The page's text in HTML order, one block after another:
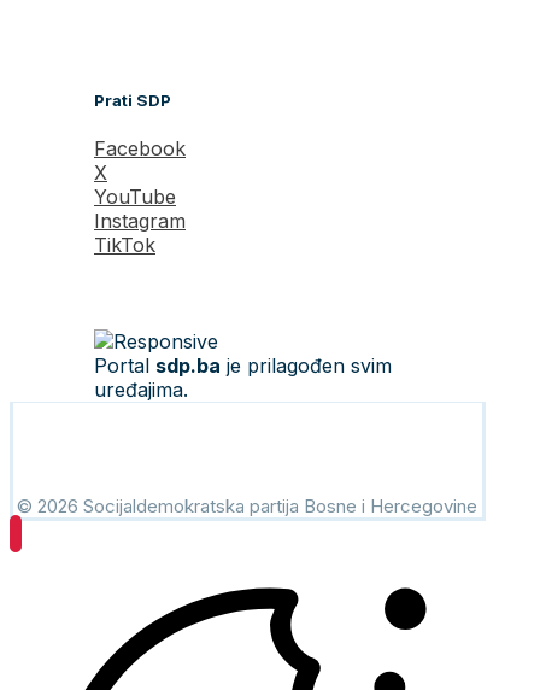
Prati SDP
Facebook
X
YouTube
Instagram
TikTok
Portal sdp.ba je prilagođen svim
uređajima.
© 2026 Socijaldemokratska partija Bosne i Hercegovine